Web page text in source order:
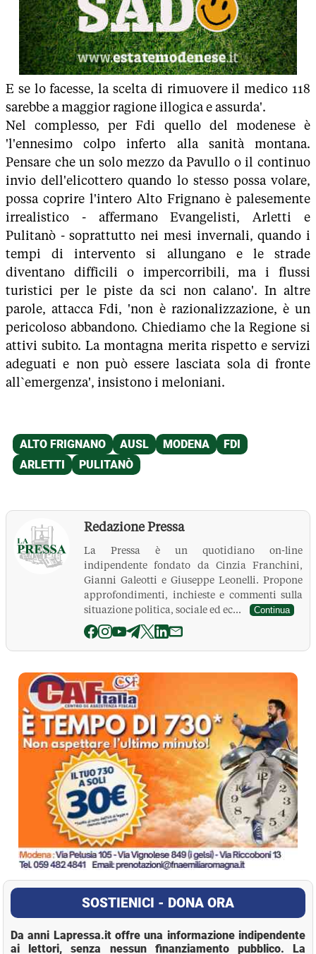
E se lo facesse, la scelta di rimuovere il medico 118
sarebbe a maggior ragione illogica e assurda'.
Nel complesso, per Fdi quello del modenese è
'l'ennesimo colpo inferto alla sanità montana.
Pensare che un solo mezzo da Pavullo o il continuo
invio dell'elicottero quando lo stesso possa volare,
possa coprire l'intero Alto Frignano è palesemente
irrealistico - affermano Evangelisti, Arletti e
Pulitanò - soprattutto nei mesi invernali, quando i
tempi di intervento si allungano e le strade
diventano difficili o impercorribili, ma i flussi
turistici per le piste da sci non calano'. In altre
parole, attacca Fdi, 'non è razionalizzazione, è un
pericoloso abbandono. Chiediamo che la Regione si
attivi subito. La montagna merita rispetto e servizi
adeguati e non può essere lasciata sola di fronte
all`emergenza', insistono i meloniani.
Redazione Pressa
La Pressa è un quotidiano on-line
indipendente fondato da Cinzia Franchini,
Gianni Galeotti e Giuseppe Leonelli. Propone
approfondimenti, inchieste e commenti sulla
situazione politica, sociale ed ec...
Continua
La Pressa
SOSTIENICI - DONA ORA
Da anni Lapressa.it offre una informazione indipendente
ai lettori, senza nessun finanziamento pubblico. La